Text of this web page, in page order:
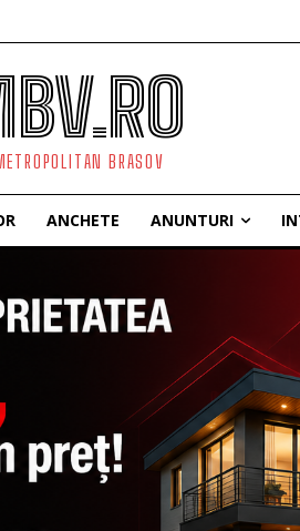
BRASOV
ANCHETE ANUNTURI